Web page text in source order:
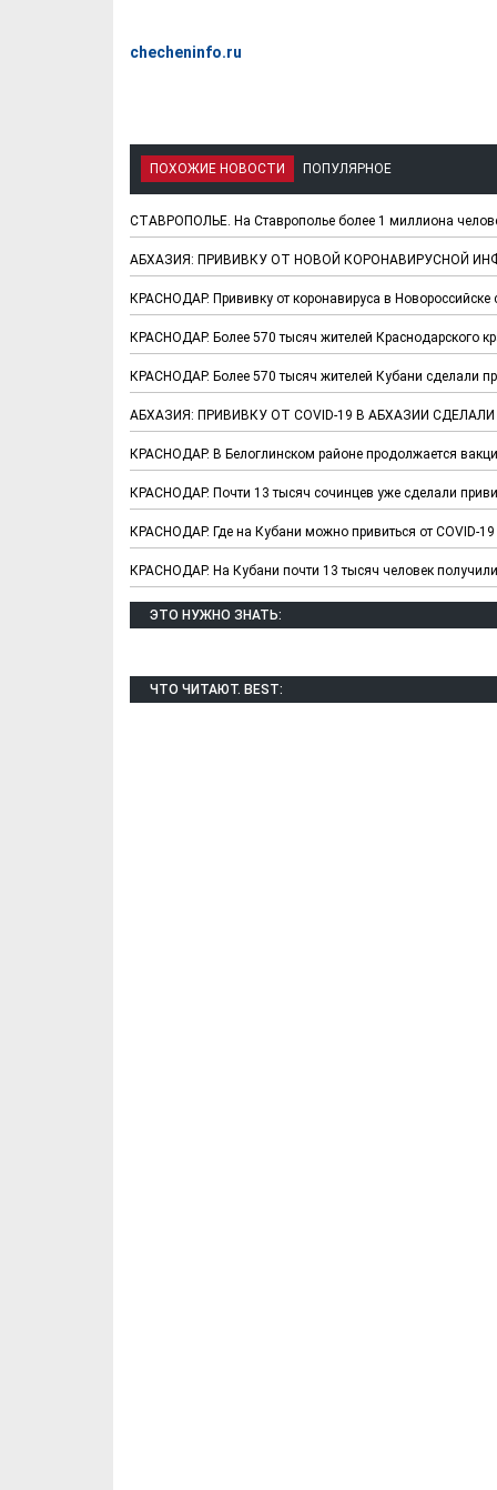
checheninfo.ru
ПОХОЖИЕ НОВОСТИ ПОПУЛЯРНОЕ
СТАВРОПОЛЬЕ. На Ставрополье более 1 миллиона
АБХАЗИЯ: ПРИВИВКУ ОТ НОВОЙ КОРОНАВИРУСНОЙ
КРАСНОДАР. Прививку от коронавируса в Новороссийске
КРАСНОДАР. Более 570 тысяч жителей Краснодарского
КРАСНОДАР. Более 570 тысяч жителей Кубани сделали
АБХАЗИЯ: ПРИВИВКУ ОТ COVID-19 В АБХАЗИИ
КРАСНОДАР. В Белоглинском районе продолжается
КРАСНОДАР. Почти 13 тысяч сочинцев уже сделали
КРАСНОДАР. Где на Кубани можно привиться от COVID-
КРАСНОДАР. На Кубани почти 13 тысяч человек
ЭТО НУЖНО ЗНАТЬ:
ЧТО ЧИТАЮТ. BEST: